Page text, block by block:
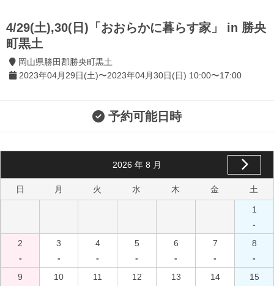
4/29(土),30(日)「おおらかに暮らす家」 in 勝央
町黒土
岡山県勝田郡勝央町黒土
2023年04月29日(土)〜2023年04月30日(日) 10:00〜17:00
予約可能日時
2026 年 8 月
日 月 火 水 木 金 土
1
-
2
-
3
-
4
-
5
-
6
-
7
-
8
-
9
10
11
12
13
14
15